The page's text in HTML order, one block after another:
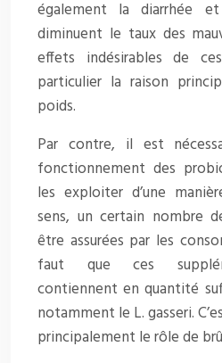
également la diarrhée
diminuent le taux des
effets indésirables de
particulier la raison
poids.
Par contre, il est
fonctionnement des
les exploiter d’une
sens, un certain nombre
être assurées par les
faut que ces
contiennent en quantité
notamment le L. gasseri.
principalement le rôle de